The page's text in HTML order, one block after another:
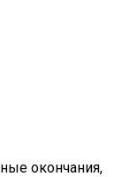
окончания,